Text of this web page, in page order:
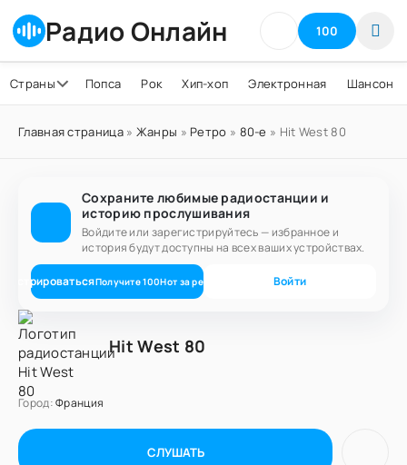
Радио Онлайн 100
Страны Попса Рок Хип-хоп Электронная Шансон
Главная страница» Жанры » Ретро » 80-е » Hit West 80
Сохраните любимые радиостанции и
историю прослушивания
Войдите или зарегистрируйтесь — избранное и
история будут доступны на всех ваших устройствах.
Получите100Нот за регистрацию Войти
Hit West 80
Город:Франция
СЛУШАТЬ